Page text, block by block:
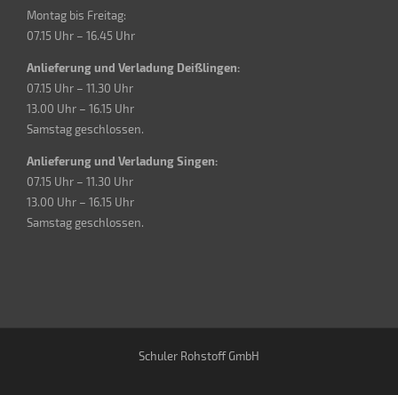
Montag bis Freitag:
07.15 Uhr – 16.45 Uhr
Anlieferung und Verladung Deißlingen:
07.15 Uhr – 11.30 Uhr
13.00 Uhr – 16.15 Uhr
Samstag geschlossen.
Anlieferung und Verladung Singen:
07.15 Uhr – 11.30 Uhr
13.00 Uhr – 16.15 Uhr
Samstag geschlossen.
Schuler Rohstoff GmbH